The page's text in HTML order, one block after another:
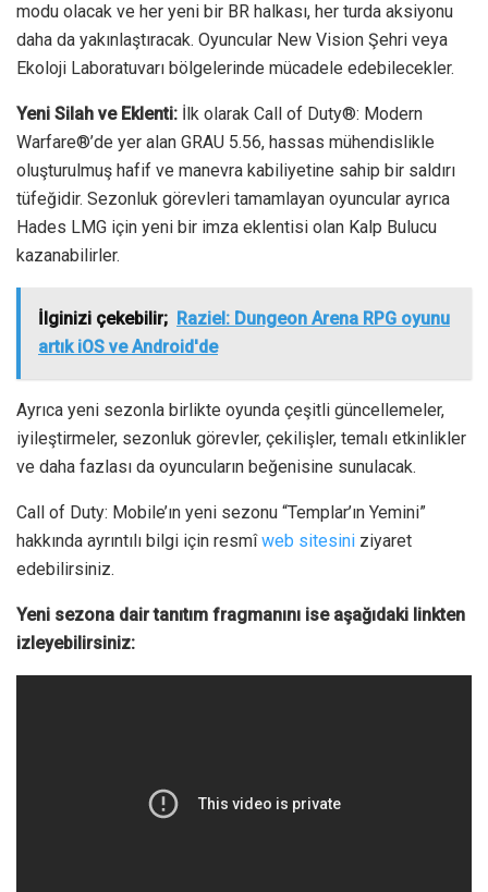
modu olacak ve her yeni bir BR halkası, her turda aksiyonu
daha da yakınlaştıracak. Oyuncular New Vision Şehri veya
Ekoloji Laboratuvarı bölgelerinde mücadele edebilecekler.
Yeni Silah ve Eklenti: İlk olarak Call of Duty®: Modern
Warfare®’de yer alan GRAU 5.56, hassas mühendislikle
oluşturulmuş hafif ve manevra kabiliyetine sahip bir saldırı
tüfeğidir. Sezonluk görevleri tamamlayan oyuncular ayrıca
Hades LMG için yeni bir imza eklentisi olan Kalp Bulucu
kazanabilirler.
İlginizi çekebilir; Raziel: Dungeon Arena RPG oyunu
artık iOS ve Android'de
Ayrıca yeni sezonla birlikte oyunda çeşitli güncellemeler,
iyileştirmeler, sezonluk görevler, çekilişler, temalı etkinlikler
ve daha fazlası da oyuncuların beğenisine sunulacak.
Call of Duty: Mobile’ın yeni sezonu “Templar’ın Yemini”
hakkında ayrıntılı bilgi için resmîweb sitesini ziyaret
edebilirsiniz.
Yeni sezona dair tanıtım fragmanını ise aşağıdaki linkten
izleyebilirsiniz: